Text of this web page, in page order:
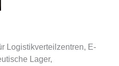
Logistikverteilzentren, E-
Lager,